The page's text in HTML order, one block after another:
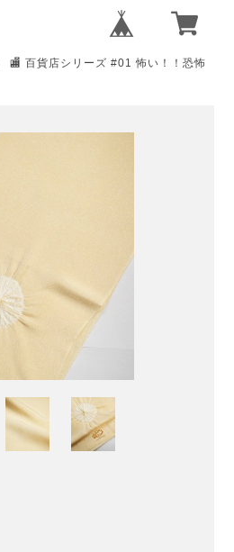
🏬 百貨店シリーズ #01 怖い！！恐怖